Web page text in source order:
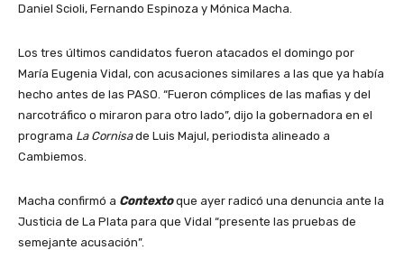
Daniel Scioli, Fernando Espinoza y Mónica Macha.
Los tres últimos candidatos fueron atacados el domingo por
María Eugenia Vidal, con acusaciones similares a las que ya había
hecho antes de las PASO. “Fueron cómplices de las mafias y del
narcotráfico o miraron para otro lado”, dijo la gobernadora en el
programa La Cornisade Luis Majul, periodista alineado a
Cambiemos.
Macha confirmó a Contextoque ayer radicó una denuncia ante la
Justicia de La Plata para que Vidal “presente las pruebas de
semejante acusación”.